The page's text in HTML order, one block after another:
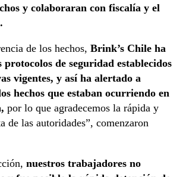
y colaboraran con fiscalía y el
de los hechos, Brink’s Chile ha
de seguridad establecidos
vigentes, y así ha alertado a
hechos que estaban ocurriendo en
por lo que agradecemos la rápida y
de las autoridades”, comenzaron
nuestros trabajadores no